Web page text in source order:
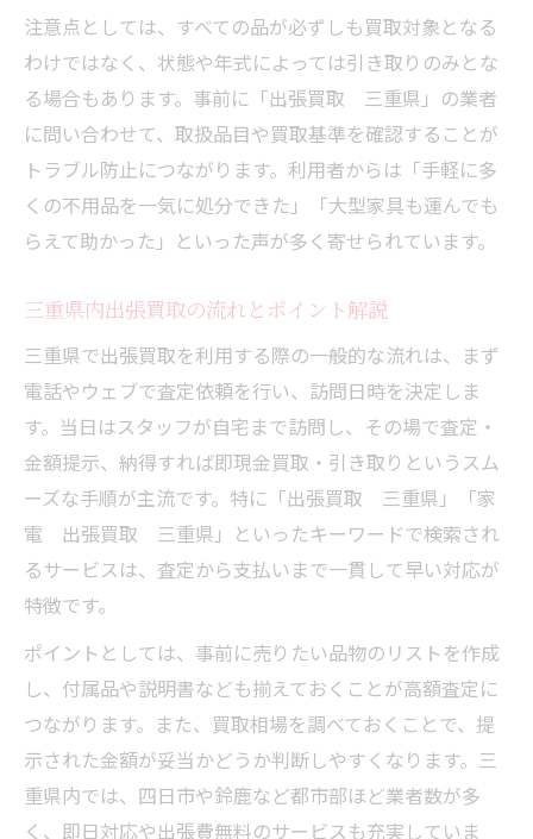
注意点としては、すべての品が必ずしも買取対象となる
わけではなく、状態や年式によっては引き取りのみとな
る場合もあります。事前に「出張買取 三重県」の業者
に問い合わせて、取扱品目や買取基準を確認することが
トラブル防止につながります。利用者からは「手軽に多
くの不用品を一気に処分できた」「大型家具も運んでも
らえて助かった」といった声が多く寄せられています。
三重県内出張買取の流れとポイント解説
三重県で出張買取を利用する際の一般的な流れは、まず
電話やウェブで査定依頼を行い、訪問日時を決定しま
す。当日はスタッフが自宅まで訪問し、その場で査定・
金額提示、納得すれば即現金買取・引き取りというスム
ーズな手順が主流です。特に「出張買取 三重県」「家
電 出張買取 三重県」といったキーワードで検索され
るサービスは、査定から支払いまで一貫して早い対応が
特徴です。
ポイントとしては、事前に売りたい品物のリストを作成
し、付属品や説明書なども揃えておくことが高額査定に
つながります。また、買取相場を調べておくことで、提
示された金額が妥当かどうか判断しやすくなります。三
重県内では、四日市や鈴鹿など都市部ほど業者数が多
く、即日対応や出張費無料のサービスも充実していま